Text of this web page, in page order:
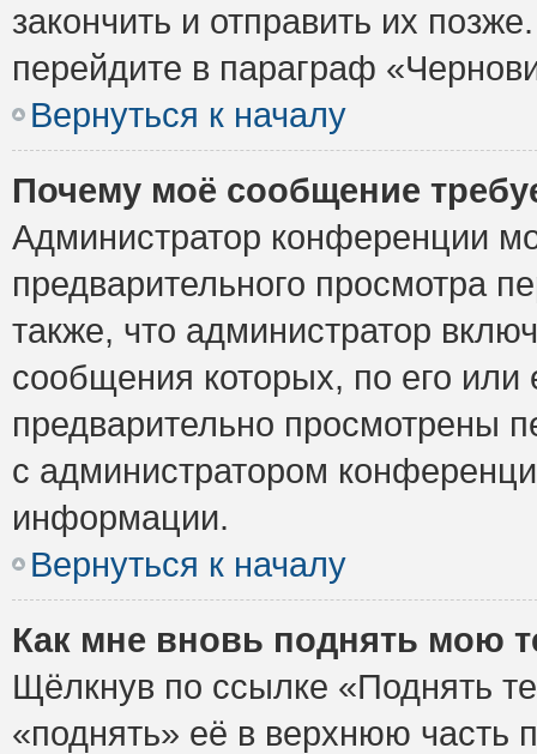
закончить и отправить их
перейдите в параграф
Вернуться к началу
Почему моё сообщение
Администратор конференции
предварительного просмотра
также, что администратор
сообщения которых, по его
предварительно просмотрены
с администратором
информации.
Вернуться к началу
Как мне вновь поднять мою
Щёлкнув по ссылке «Поднять
«поднять» её в верхнюю часть